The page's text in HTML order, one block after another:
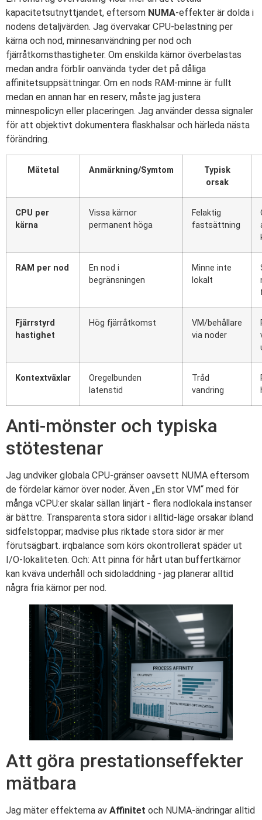
kapacitetsutnyttjandet, eftersom NUMA-effekter är dolda i
nodens detaljvärden. Jag övervakar CPU-belastning per
kärna och nod, minnesanvändning per nod och
fjärråtkomsthastigheter. Om enskilda kärnor överbelastas
medan andra förblir oanvända tyder det på dåliga
affinitetsuppsättningar. Om en nods RAM-minne är fullt
medan en annan har en reserv, måste jag justera
minnespolicyn eller placeringen. Jag använder dessa signaler
för att objektivt dokumentera flaskhalsar och härleda nästa
förändring.
Mätetal Anmärkning/Symtom
Typisk
orsak
CPU per
kärna
Vissa kärnor
permanent höga
Felaktig
fastsättning
RAM per nod
En nod i
begränsningen
Minne inte
lokalt
Fjärrstyrd
hastighet
Hög fjärråtkomst
VM/behållare
via noder
Kontextväxlar
Oregelbunden
latenstid
Tråd
vandring
Anti-mönster och typiska
stötestenar
Jag undviker globala CPU-gränser oavsett NUMA eftersom
de fördelar kärnor över noder. Även „En stor VM“ med för
många vCPU:er skalar sällan linjärt - flera nodlokala instanser
är bättre. Transparenta stora sidor i alltid-läge orsakar ibland
sidfelstoppar; madvise plus riktade stora sidor är mer
förutsägbart. irqbalance som körs okontrollerat späder ut
I/O-lokaliteten. Och: Att pinna för hårt utan buffertkärnor
kan kväva underhåll och sidoladdning - jag planerar alltid
några fria kärnor per nod.
Att göra prestationseffekter
mätbara
Jag mäter effekterna av Affinitet och NUMA-ändringar alltid